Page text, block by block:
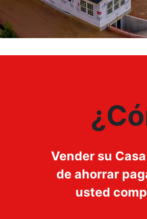
Vender su
de ahorrar
usted